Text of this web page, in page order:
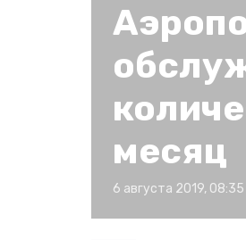
месяц
6 августа 2019, 08:35